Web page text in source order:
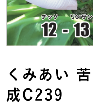
くみあい
成C239